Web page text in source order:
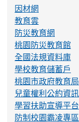
因材網
教育雲
防災教育網
桃園防災教育館
全國法規資料庫
學校教育儲蓄戶
桃園市政府教育局
兒童權利公約資訊
學習扶助宣導平台
防制校園霸凌專區